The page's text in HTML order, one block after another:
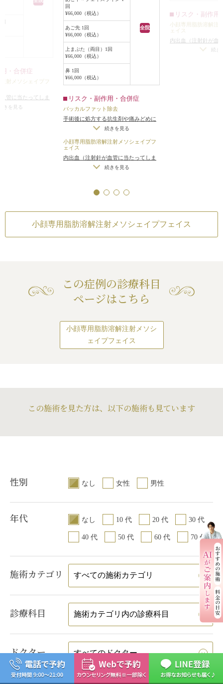
・合併症
射メソシェイプフ
管に当たってしま
ギー症状（パイナ
きを見る
フェイスは2週間空ければまた注射
することができるのですが、元の顔
の脂肪がそれほど多くないこともあ
り、しばらく状態をみていました。
3ヶ月後、もう一度小顔専用脂肪溶
解注射メソシェイプフェイスをした
いというご要望もあり、再び頬、フ
ェイスライン、顎下に小顔専用脂肪
いました。
それから3ヶ月後、かなり顔がほっ
そりしていましたが、もう一度小顔
専用脂肪溶解注射メソシェイプフェ
イスをしたいというご要望であり、
3回目の頬、フェイスライン、顎下
の小顔専用脂肪溶解注射メソシェイ
き、かなり顔の脂肪が落ちており、
了となりました。
顔の脂肪の量や輪郭の形は人によっ
いがいいという人もいます。
なるべく患者様のご要望に応えられ
るように治療させていただいてま
全院
回
¥66,000（税込）
あご先 1回
¥66,000（税込）
上まぶた（両目）1回
¥66,000（税込）
鼻 1回
¥66,000（税込）
リスク・副作用・合併症
バッカルファット除去
手術後に処方する抗生剤や痛みどめに
よるアレルギー症状続きを見る
小顔専用脂肪溶解注射メソシェイプフ
ェイス
内出血（注射針が血管に当たってしま
/アレルギー症状（パイナ
続きを見る
リスク・副作用
小顔専用脂肪溶解注
ェイス
内出血（注射針が血
/アレル
続き
小顔専用脂肪溶解注射メソシェイプフェイス
この症例の診療科目
ページはこちら
小顔専用脂肪溶解注射メソシ
ェイプフェイス
この施術を見た方は、以下の施術も見ています
性別 なし 女性 男性
年代 なし 10 代 20 代 30 代
40 代 50 代 60 代 70 代
施術カテゴリ
診療科目
ドクター